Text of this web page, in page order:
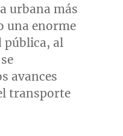
urbana más
una enorme
pública, al
avances
transporte